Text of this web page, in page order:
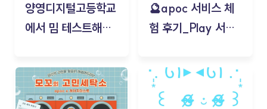
양영디지털고등학교
에서 밈 테스트해보
🔮apoc 서비스 체
험 후기_Play 서비
김태현